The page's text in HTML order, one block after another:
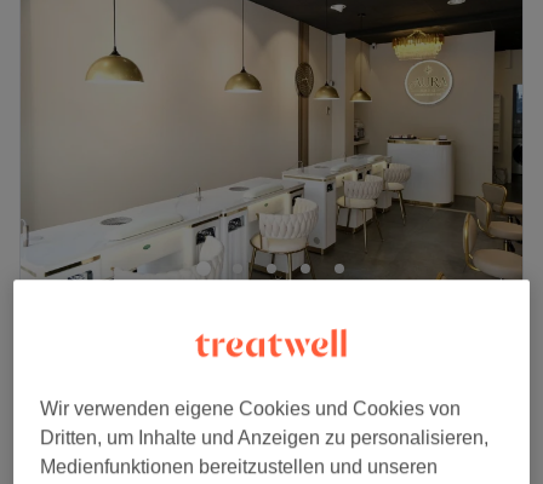
8 Bewertungen
Bockenheim, Frankfurt am Main
Nebenzeiten
Maniküre
ab 16,20 €
Wir verwenden eigene Cookies und Cookies von
Dritten, um Inhalte und Anzeigen zu personalisieren,
Medienfunktionen bereitzustellen und unseren